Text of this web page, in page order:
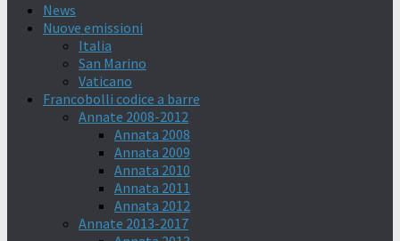
News
Nuove emissioni
Italia
San Marino
Vaticano
Francobolli codice a barre
Annate 2008-2012
Annata 2008
Annata 2009
Annata 2010
Annata 2011
Annata 2012
Annate 2013-2017